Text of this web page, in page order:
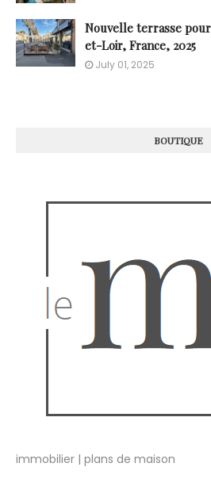
Nouvelle terrasse
et-Loir, France, 2025
July 01, 2025
BOUTIQUE
immobilier | plans de maison